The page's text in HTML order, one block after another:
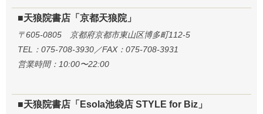
■天狼院書店「京都天狼院」
〒605-0805 京都府京都市東山区博多町112-5
TEL：075-708-3930／FAX：075-708-3931
営業時間：10:00〜22:00
■天狼院書店「Esola池袋店 STYLE for Biz」